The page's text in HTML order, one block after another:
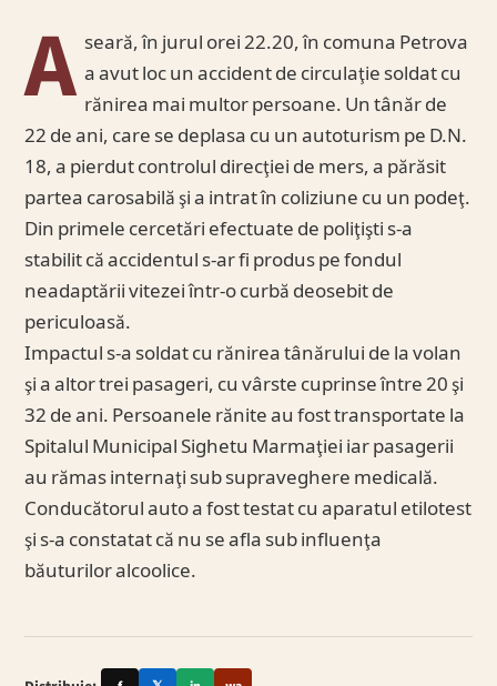
A seară, în jurul orei 22.20, în comuna Petrova
a avut loc un accident de circulaţie soldat cu
rănirea mai multor persoane. Un tânăr de
22 de ani, care se deplasa cu un autoturism pe D.N.
18, a pierdut controlul direcţiei de mers, a părăsit
partea carosabilă şi a intrat în coliziune cu un podeţ.
Din primele cercetări efectuate de poliţişti s-a
stabilit că accidentul s-ar fi produs pe fondul
neadaptării vitezei într-o curbă deosebit de
periculoasă.
Impactul s-a soldat cu rănirea tânărului de la volan
şi a altor trei pasageri, cu vârste cuprinse între 20 şi
32 de ani. Persoanele rănite au fost transportate la
Spitalul Municipal Sighetu Marmaţiei iar pasagerii
au rămas internaţi sub supraveghere medicală.
Conducătorul auto a fost testat cu aparatul etilotest
şi s-a constatat că nu se afla sub influenţa
băuturilor alcoolice.